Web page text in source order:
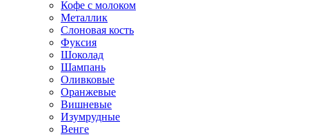
Кофе с молоком
Металлик
Слоновая кость
Фуксия
Шоколад
Шампань
Оливковые
Оранжевые
Вишневые
Изумрудные
Венге